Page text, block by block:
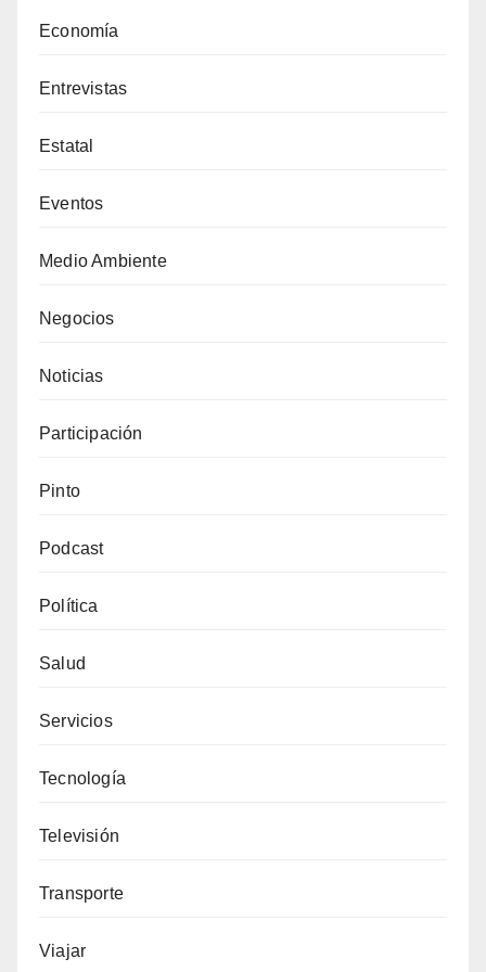
Economía
Entrevistas
Estatal
Eventos
Medio Ambiente
Negocios
Noticias
Participación
Pinto
Podcast
Política
Salud
Servicios
Tecnología
Televisión
Transporte
Viajar